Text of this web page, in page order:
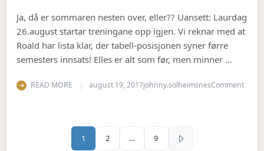
Ja, då er sommaren nesten over, eller?? Uansett: Laurdag
26.august startar treningane opp igjen. Vi reknar med at
Roald har lista klar, der tabell-posisjonen syner førre
semesters innsats! Elles er alt som før, men minner …
READ MORE august 19, 2017johnny.solheimsnesCommenton
Sidepaginering
1 2 … 9